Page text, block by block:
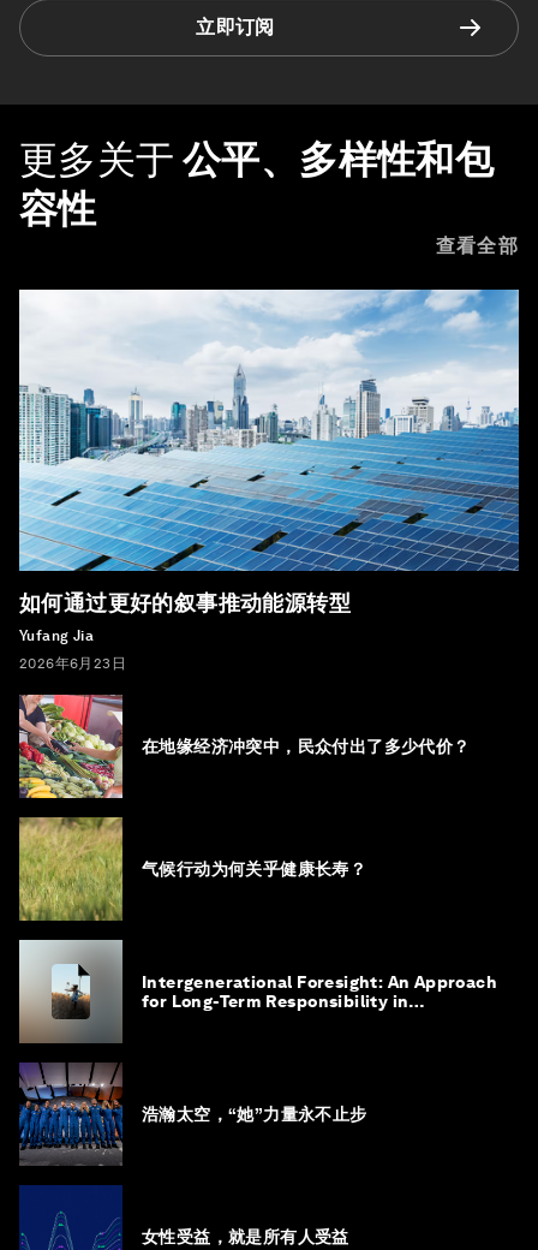
立即订阅
更多关于 公平、多样性和包
容性
查看全部
如何通过更好的叙事推动能源转型
Yufang Jia
2026年6月23日
在地缘经济冲突中，民众付出了多少代价？
气候行动为何关乎健康长寿？
Intergenerational Foresight: An Approach
for Long-Term Responsibility in
浩瀚太空，“她”力量永不止步
女性受益，就是所有人受益